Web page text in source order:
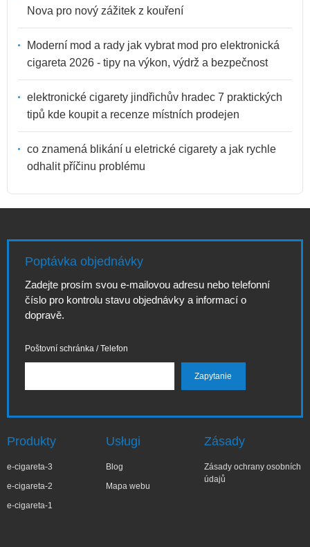
Nova pro nový zážitek z kouření
Moderní mod a rady jak vybrat mod pro elektronická
cigareta 2026 - tipy na výkon, výdrž a bezpečnost
elektronické cigarety jindřichův hradec 7 praktických
tipů kde koupit a recenze místních prodejen
co znamená blikání u eletrické cigarety a jak rychle
odhalit příčinu problému
Poptávka objednávky
Zadejte prosím svou e-mailovou adresu nebo telefonní
číslo pro kontrolu stavu objednávky a informací o
dopravě.
Poštovní schránka / Telefon
Produkty
e-cigareta-3
e-cigareta-2
e-cigareta-1
Usługi
Blog
Mapa webu
Zásady
Zásady ochrany osobních
údajů